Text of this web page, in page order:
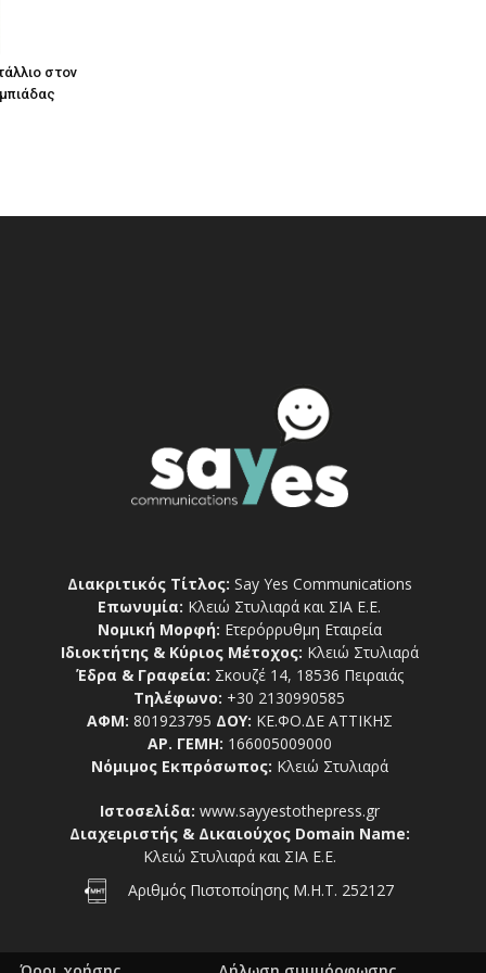
στον
Διακριτικός Τίτλος: Say Yes Communications
Επωνυμία: Κλειώ Στυλιαρά και ΣΙΑ Ε.Ε.
Νομική Μορφή: Ετερόρρυθμη Εταιρεία
Ιδιοκτήτης & Κύριος Μέτοχος: Κλειώ Στυλιαρά
Έδρα & Γραφεία: Σκουζέ 14, 18536 Πειραιάς
Τηλέφωνο: +30 2130990585
ΑΦΜ: 801923795 ΔΟΥ: ΚΕ.ΦΟ.ΔΕ ΑΤΤΙΚΗΣ
ΑΡ. ΓΕΜΗ: 166005009000
Νόμιμος Εκπρόσωπος: Κλειώ Στυλιαρά
Ιστοσελίδα: www.sayyestothepress.gr
Διαχειριστής & Δικαιούχος Domain Name:
Κλειώ Στυλιαρά και ΣΙΑ Ε.Ε.
Αριθμός Πιστοποίησης Μ.Η.Τ. 252127